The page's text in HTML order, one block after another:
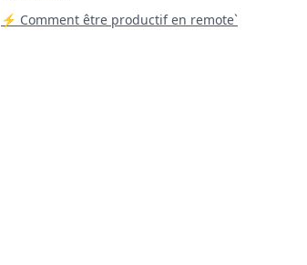
⚡ Comment être productif en remote`